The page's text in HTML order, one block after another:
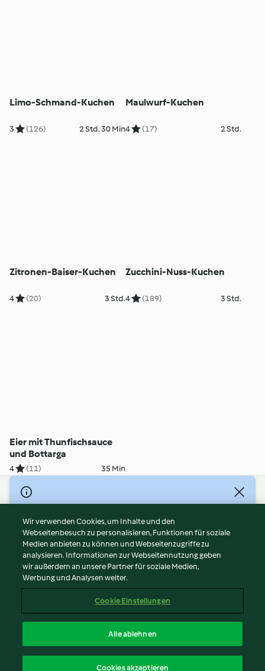
Limo-Schmand-Kuchen
3 (126) 2 Std. 30 Min
Maulwurf-Kuchen
4 (17) 2 Std.
Zitronen-Baiser-Kuchen
4 (20) 3 Std.
Zucchini-Nuss-Kuchen
4 (189) 3 Std.
Eier mit Thunfischsauce
und Bottarga
4 (11) 35 Min
© Copyright 2026
Nutzungsbedingungen
Datenschutzrichtlinien
Disclaimer
Impressum
Cookies
Abo kündigen
Erklärung zur Barrierefreiheit
Wir verwenden Cookies, um Inhalte und den
Webseitenbesuch zu personalisieren, Funktionen für soziale
Medien anbieten zu können und Webseitenzugriffe zu
analysieren. Informationen zur Webseitennutzung geben
wir außerdem an unsere Partner für soziale Medien,
Werbung und Analysen weiter.
Cookie Einstellungen
Alle ablehnen
Cookies akzeptieren